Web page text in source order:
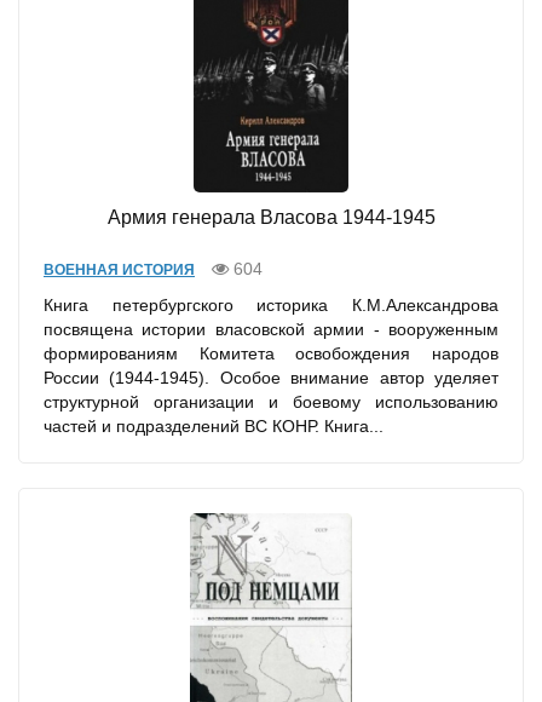
Армия генерала Власова 1944-1945
ВОЕННАЯ ИСТОРИЯ
604
Книга петербургского историка К.М.Александрова
посвящена истории власовской армии - вооруженным
формированиям Комитета освобождения народов
России (1944-1945). Особое внимание автор уделяет
структурной организации и боевому использованию
частей и подразделений ВС КОНР. Книга...